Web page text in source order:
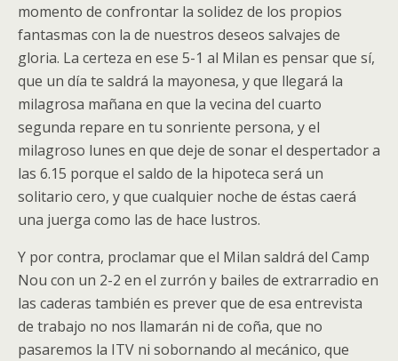
momento de confrontar la solidez de los propios
fantasmas con la de nuestros deseos salvajes de
gloria. La certeza en ese 5-1 al Milan es pensar que sí,
que un día te saldrá la mayonesa, y que llegará la
milagrosa mañana en que la vecina del cuarto
segunda repare en tu sonriente persona, y el
milagroso lunes en que deje de sonar el despertador a
las 6.15 porque el saldo de la hipoteca será un
solitario cero, y que cualquier noche de éstas caerá
una juerga como las de hace lustros.
Y por contra, proclamar que el Milan saldrá del Camp
Nou con un 2-2 en el zurrón y bailes de extrarradio en
las caderas también es prever que de esa entrevista
de trabajo no nos llamarán ni de coña, que no
pasaremos la ITV ni sobornando al mecánico, que